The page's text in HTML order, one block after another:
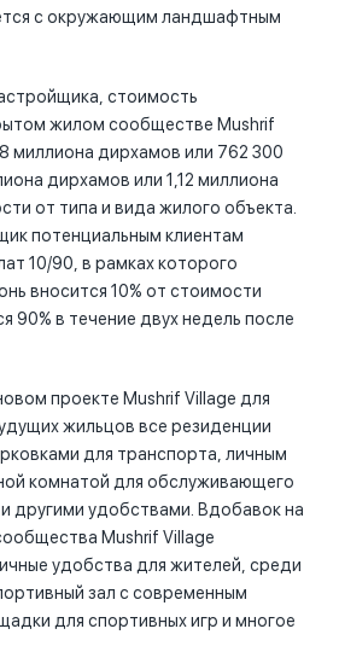
с окружающим ландшафтным
стоимость
жилом сообществе Mushrif
миллиона дирхамов или 762 300
дирхамов или 1,12 миллиона
от типа и вида жилого объекта.
потенциальным клиентам
10/90, в рамках которого
вносится 10% от стоимости
90% в течение двух недель после
проекте Mushrif Village для
жильцов все резиденции
для транспорта, личным
комнатой для обслуживающего
другими удобствами. Вдобавок на
Mushrif Village
удобства для жителей, среди
зал с современным
для спортивных игр и многое